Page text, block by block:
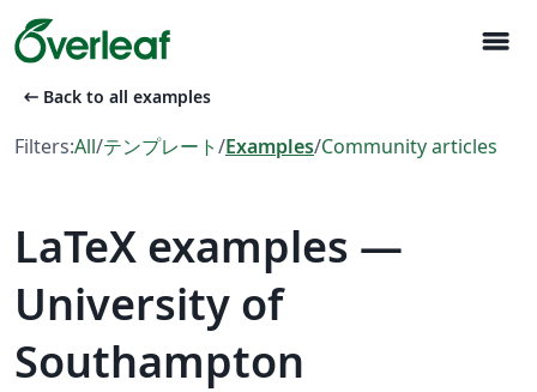
menu
arrow_left_alt Back to all examples
Filters:All/テンプレート/Examples/Community articles
LaTeX examples —
University of
Southampton